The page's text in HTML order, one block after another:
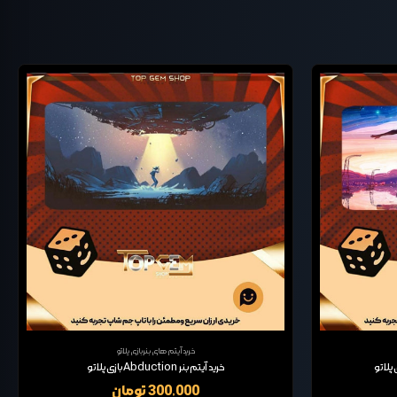
خرید آیتم های بنربازی پلاتو
خرید آیتم بنر Abduction بازی پلاتو
300,000 تومان